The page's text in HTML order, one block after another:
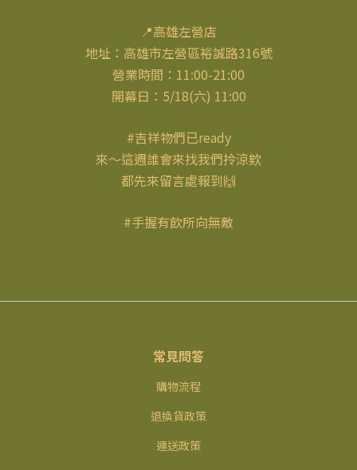
📍高雄左營店
地址：高雄市左營區裕誠路316號
營業時間：11:00-21:00
開幕日：5/18(六) 11:00
#吉祥物們已ready
​來～這週誰會來找我們拎涼欸
都先來留言處報到🙌
#手握有飲所向無敵
常見問答
購物流程
退換貨政策
運送政策